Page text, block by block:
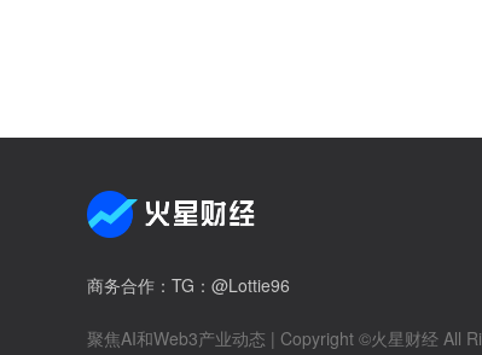
商务合作 ：TG：@Lottie96
聚焦AI和Web3产业动态 | Copyright ©火星财经 All